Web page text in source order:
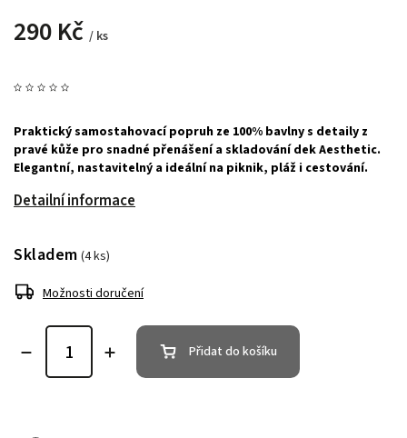
290 Kč / ks
Praktický samostahovací popruh ze 100% bavlny s detaily z
pravé kůže pro snadné přenášení a skladování dek Aesthetic.
Elegantní, nastavitelný a ideální na piknik, pláž i cestování.
Detailní informace
Skladem (4 ks)
Možnosti doručení
Přidat do košíku